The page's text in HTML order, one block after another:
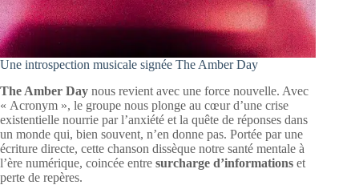
Une introspection musicale signée The Amber Day
The Amber Day nous revient avec une force nouvelle. Avec
« Acronym », le groupe nous plonge au cœur d’une crise
existentielle nourrie par l’anxiété et la quête de réponses dans
un monde qui, bien souvent, n’en donne pas. Portée par une
écriture directe, cette chanson dissèque notre santé mentale à
l’ère numérique, coincée entre surcharge d’informations et
perte de repères.